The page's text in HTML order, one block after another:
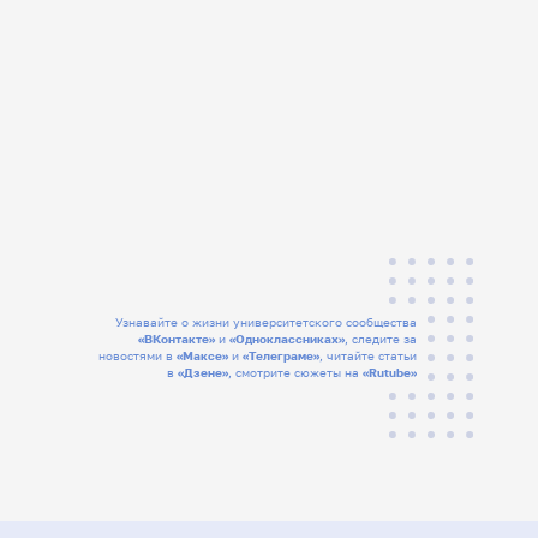
Узнавайте о жизни университетского сообщества
«ВКонтакте» и«Одноклассниках» , следите за
новостями в«Максе» и«Телеграме» , читайте статьи
в«Дзене» , смотрите сюжеты на«Rutube»